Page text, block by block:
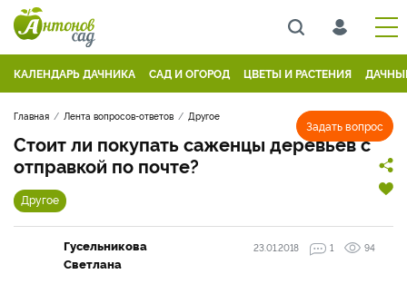
КАЛЕНДАРЬ ДАЧНИКА САД И ОГОРОД ЦВЕТЫ И РАСТЕНИЯ
Задать вопрос
Главная Лента вопросов-ответов Другое
Стоит ли покупать саженцы деревьев с
отправкой по почте?
Другое
Гусельникова
Светлана
23.01.2018 1 94